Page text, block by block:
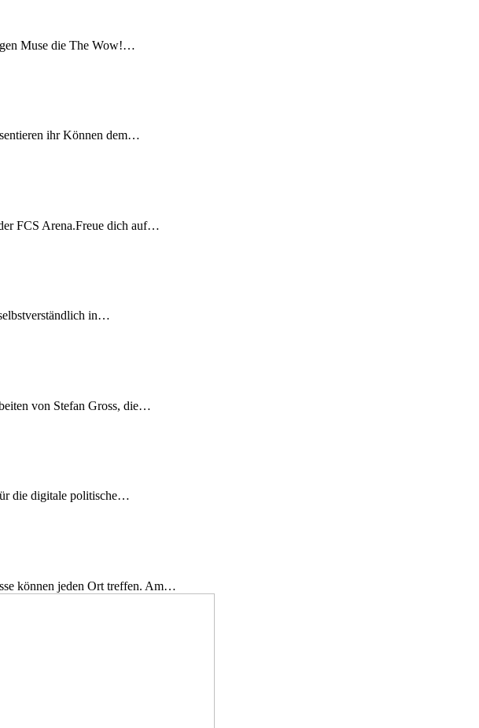
Muse die The Wow!…
ihr Können dem…
FCS Arena.Freue dich auf…
in…
von Stefan Gross, die…
die digitale politische…
können jeden Ort treffen. Am…